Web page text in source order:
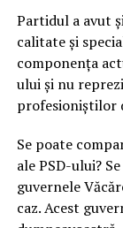
Partidul a avut
calitate și
componența
ului și nu
profesioniștilor
Se poate
ale PSD-ului?
guvernele
caz. Acest